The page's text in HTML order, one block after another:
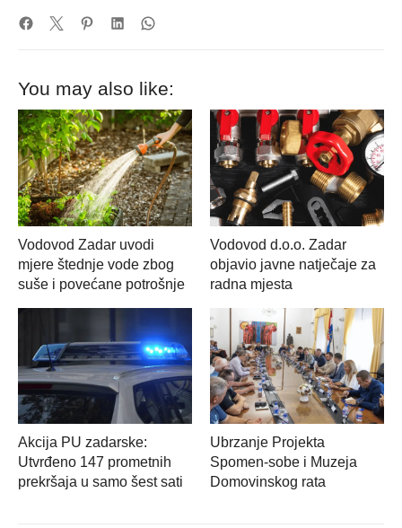
You may also like:
Vodovod Zadar uvodi
mjere štednje vode zbog
suše i povećane potrošnje
Vodovod d.o.o. Zadar
objavio javne natječaje za
radna mjesta
Akcija PU zadarske:
Utvrđeno 147 prometnih
prekršaja u samo šest sati
Ubrzanje Projekta
Spomen-sobe i Muzeja
Domovinskog rata